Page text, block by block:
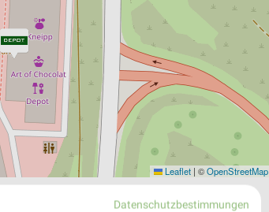
Leaflet | ©OpenStreetMap
NAVIGATION MIT GOOGLE/IOS MAPS
Datenschutzbestimmungen